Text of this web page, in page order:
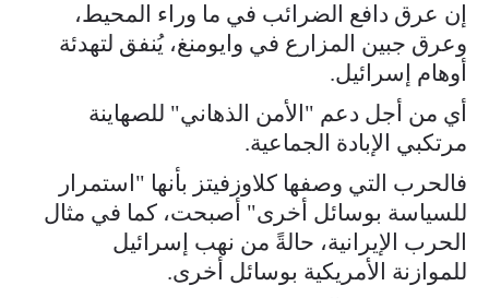
إن عرق دافع الضرائب في ما وراء المحيط،
وعرق جبين المزارع في وايومنغ، يُنفق لتهدئة
أوهام إسرائيل.
أي من أجل دعم "الأمن الذهاني" للصهاينة
مرتكبي الإبادة الجماعية.
فالحرب التي وصفها كلاوزفيتز بأنها "استمرار
للسياسة بوسائل أخرى" أصبحت، كما في مثال
الحرب الإيرانية، حالةً من نهب إسرائيل
للموازنة الأمريكية بوسائل أخرى.